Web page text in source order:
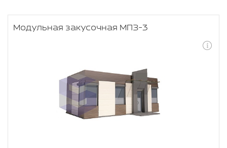
Модульная закусочная МПЗ-3